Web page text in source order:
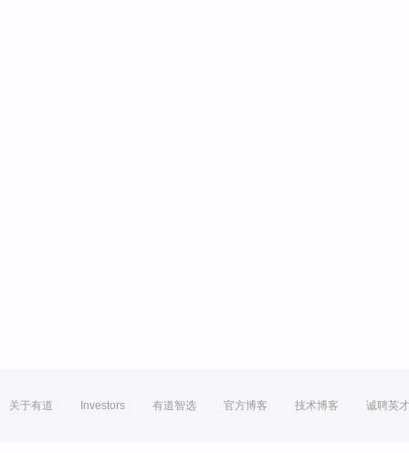
关于有道 Investors 有道智选 官方博客 技术博客 诚聘英才